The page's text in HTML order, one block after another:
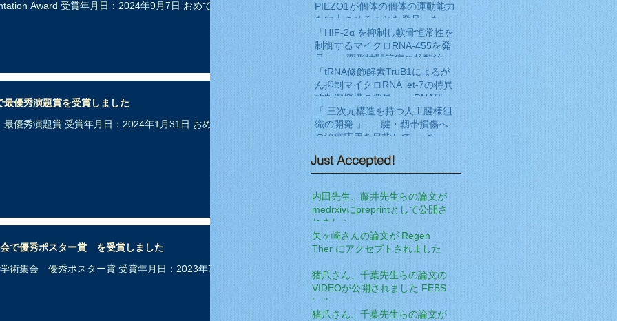
Award 受賞年月日：2024年9月7日 おめでと
優秀演題賞を受賞しました
優秀演題賞 受賞年月日：2024年1月31日 おめで
で優秀ポスター賞 を受賞しました
術集会 優秀ポスター賞 受賞年月日：2023年7月
PIEZO1が個体の個体の運動能力
を向上させることを発見」を
Science Translational Medicine
に発表
「HIF-2α を抑制し軟骨恒常性を
制御するマイクロRNA-455を発
見」― 変形性関節症の核酸治療
法開発へ期待 ―をNat Commun
に発表
「tRNA修飾酵素TruB1によるが
ん抑制マイクロRNA let-7の特異
的制御機構の発見」― RNA研究
の新展開と新規がん病態解明へ
の期待 ―をEMBO Jに発表
「 三次元構造を持つ人工腱様組
織の開発 」 ― 腱・靱帯損傷へ
の治療応用を目指して ― を
Frontiers in Cell and
Developmental Biologyに発表
Just Accepted!
内田先生、藤井先生らの論文が
medrxivにpreprintとして公開さ
れました
矢ヶ崎さんの論文が Regen
Ther にアクセプトされました
猪爪さん、千葉先生らの論文の
VIDEOが公開されました FEBS
Letters
猪爪さん、千葉先生らの論文が